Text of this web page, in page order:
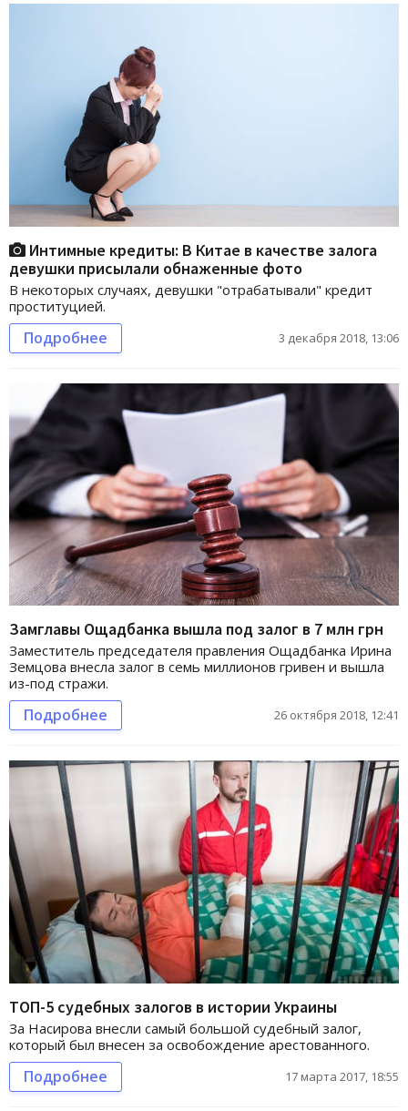
Интимные кредиты: В Китае в качестве залога
девушки присылали обнаженные фото
В некоторых случаях, девушки "отрабатывали" кредит
проституцией.
Подробнее 3 декабря 2018, 13:06
Замглавы Ощадбанка вышла под залог в 7 млн грн
Заместитель председателя правления Ощадбанка Ирина
Земцова внесла залог в семь миллионов гривен и вышла
из-под стражи.
Подробнее 26 октября 2018, 12:41
ТОП-5 судебных залогов в истории Украины
За Насирова внесли самый большой судебный залог,
который был внесен за освобождение арестованного.
Подробнее 17 марта 2017, 18:55